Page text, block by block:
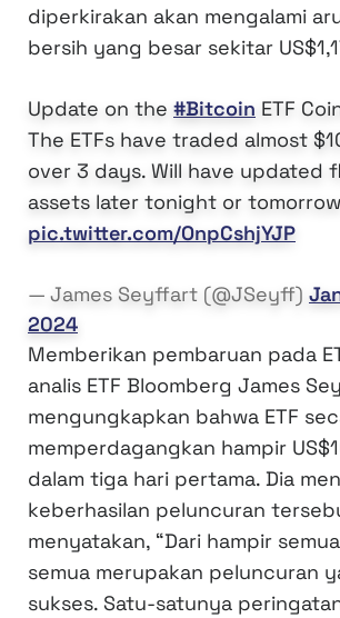
diperkirakan akan mengalami
bersih yang besar sekitar
Update on the #Bitcoin ETF
The ETFs have traded almost
over 3 days. Will have updated
assets later tonight or
pic.twitter.com/OnpCshjYJP
— James Seyffart (@JSeyff)
2024
Memberikan pembaruan pada
analis ETF Bloomberg James
mengungkapkan bahwa ETF
memperdagangkan hampir
dalam tiga hari pertama. Dia
keberhasilan peluncuran
menyatakan, “Dari hampir
semua merupakan peluncuran
sukses. Satu-satunya